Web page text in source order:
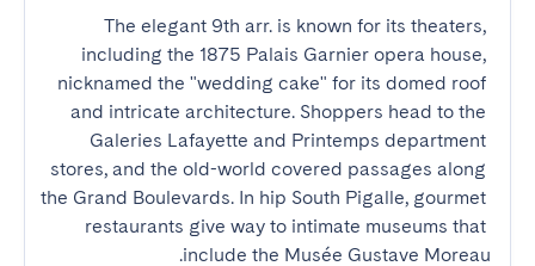
The elegant 9th arr. is known for its theaters,
including the 1875 Palais Garnier opera house,
nicknamed the "wedding cake" for its domed roof
and intricate architecture. Shoppers head to the
Galeries Lafayette and Printemps department
stores, and the old-world covered passages along
the Grand Boulevards. In hip South Pigalle, gourmet
restaurants give way to intimate museums that
include the Musée Gustave Moreau.